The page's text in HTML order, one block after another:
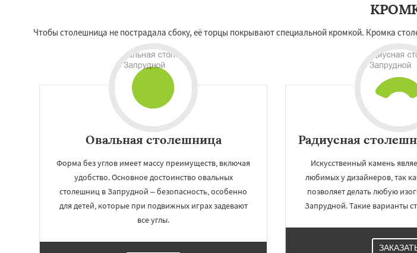
Работаем по
×
Чтобы столешница не пострадала сбоку, её торцы покрывают специальной кромкой. Кромка
Овальная столешница
Форма без углов имеет массу преимуществ, включая
удобство. Основное достоинство овальных
столешниц в Запрудной – безопасность, особенно
для детей, которые при подвижных играх задевают
все углы.
Радиусная
Искусственный камень
любимых у дизайнеров, так
позволяет делать любую
Запрудной. Такие варианты
УЗНАТЬ